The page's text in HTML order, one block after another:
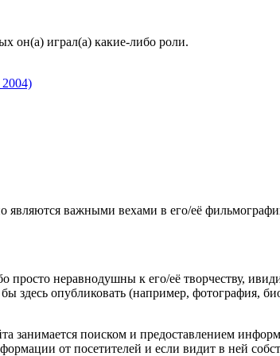
он(а) играл(а) какие-либо роли.
являются важными вехами в его/её
просто неравнодушны к его/её творчеству,
здесь опубликовать (например, фотография,
занимается поиском и предоставлением
от посетителей и если видит в ней